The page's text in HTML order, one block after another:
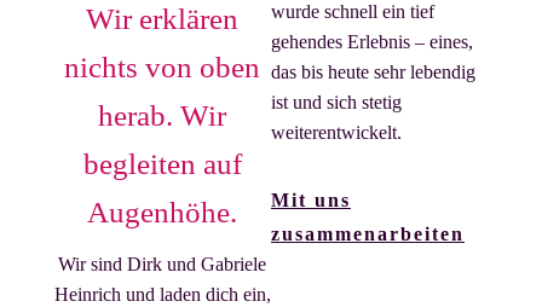
Wir erklären
nichts von oben
herab. Wir
begleiten auf
Augenhöhe.
Wir sind Dirk und Gabriele
Heinrich und laden dich ein,
wurde schnell ein tief
gehendes Erlebnis – eines,
das bis heute sehr lebendig
ist und sich stetig
weiterentwickelt.
Mit uns
zusammenarbeiten